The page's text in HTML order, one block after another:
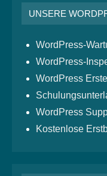
UNSERE
WordPress-
WordPress-
WordPress
WordPress
Kostenlose